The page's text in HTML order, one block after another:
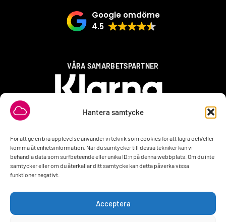
Hantera samtycke
För att ge en bra upplevelse använder vi teknik som cookies för att lagra och/eller
komma åt enhetsinformation. När du samtycker till dessa tekniker kan vi
behandla data som surfbeteende eller unika ID:n på denna webbplats. Om du inte
samtycker eller om du återkallar ditt samtycke kan detta påverka vissa
funktioner negativt.
Acceptera
Google omdöme
4.5
VÅRA SAMARBETSPARTNER